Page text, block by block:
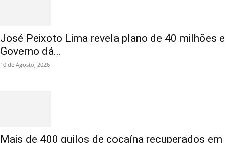
José Peixoto Lima revela plano de 40 milhões e
Governo dá...
10 de Agosto, 2026
Mais de 400 quilos de cocaína recuperados em